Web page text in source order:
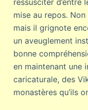
ressusciter d’entre
mise au repos.
mais il grignote
un aveuglement
bonne
en maintenant une
caricaturale, des
monastères qu’ils